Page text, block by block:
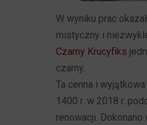
W wyniku prac
mistyczny i
Czarny Krucyfiks
czarny.
Ta cenna i
1400 r. w 2018 r.
renowacji. Dokonano